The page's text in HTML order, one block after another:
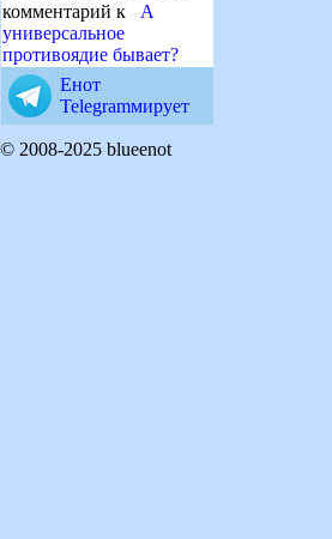
комментарий к А
универсальное
противоядие бывает?
Енот
Telegramмирует
© 2008-2025 blueenot